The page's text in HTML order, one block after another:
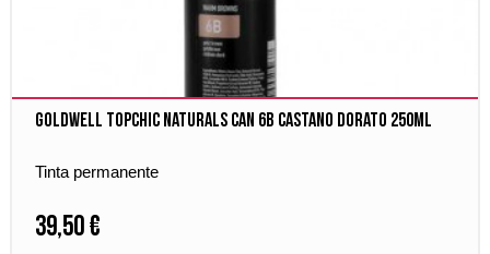
Goldwell Topchic Naturals Can 6B Castano Dorato 250ml
Tinta permanente
39,50 €